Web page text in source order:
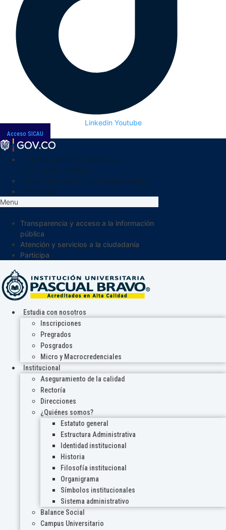
Linkedin Youtube
Acceso SICAU
Menu
Transparencia y acceso a la información
pública
Atención y servicios a la ciudadanía
Participa
Estudia con nosotros
Inscripciones
Pregrados
Posgrados
Micro y Macrocredenciales
Institucional
Aseguramiento de la calidad
Rectoría
Direcciones
¿Quiénes somos?
Estatuto general
Estructura Administrativa
Identidad institucional
Historia
Filosofía institucional
Organigrama
Símbolos institucionales
Sistema administrativo
Balance Social
Campus Universitario